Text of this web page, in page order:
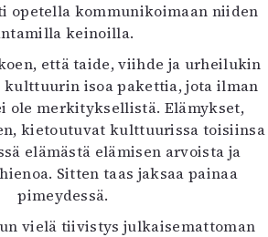
opetella kommunikoimaan niiden
keinoilla.
että taide, viihde ja urheilukin
kulttuurin isoa pakettia, jota ilman
ole merkityksellistä. Elämykset,
kietoutuvat kulttuurissa toisiinsa
elämästä elämisen arvoista ja
Sitten taas jaksaa painaa
pimeydessä.
vielä tiivistys julkaisemattoman